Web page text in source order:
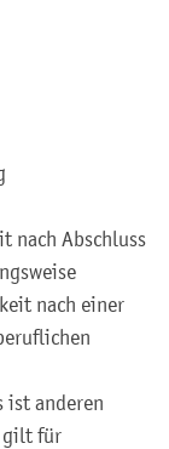
nach Abschluss
nach einer
ist anderen
gilt für